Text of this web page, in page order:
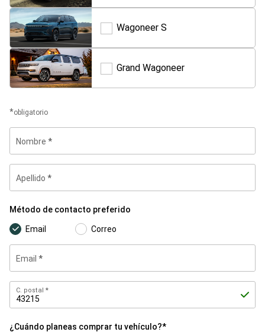
Wagoneer S
Wagoneer
Grand Wagoneer
Grand
obligatorio
Nombre
Apellido
Método
de
preferido
Método de contacto preferido
Email Correo
Email
C. postal C.
¿Cuándo planeas comprar tu vehículo?*